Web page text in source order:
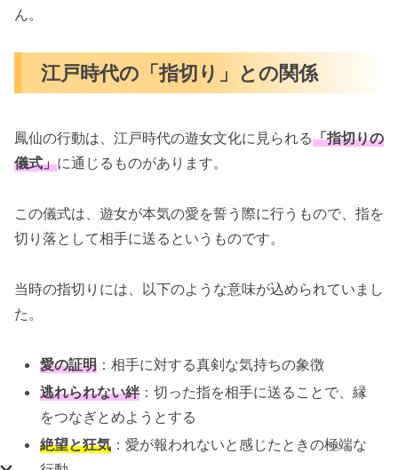
ん。
江戸時代の「指切り」との関係
鳳仙の行動は、江戸時代の遊女文化に見られる「指切りの
儀式」に通じるものがあります。
この儀式は、遊女が本気の愛を誓う際に行うもので、指を
切り落として相手に送るというものです。
当時の指切りには、以下のような意味が込められていまし
た。
愛の証明 ：相手に対する真剣な気持ちの象徴
逃れられない絆：切った指を相手に送ることで、縁
をつなぎとめようとする
絶望と狂気 ：愛が報われないと感じたときの極端な